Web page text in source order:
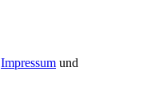
Impressum und